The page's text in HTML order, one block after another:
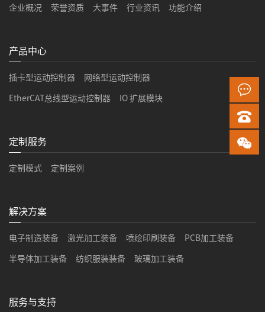
企业概况 荣誉资质 大事件 行业资讯 功能介绍
产品中心
插卡型运动控制器
网络型运动控制器
EtherCAT总线型运动控制器
IO 扩展模块
定制服务
定制模式 定制案例
解决方案
电子制造装备 激光加工装备 喷绘印刷装备
PCB加工装备
半导体加工装备
纺织服装装备 玻璃加工装备
服务与支持